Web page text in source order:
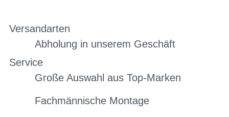
Versandarten
Abholung in unserem Geschäft
Service
Große Auswahl aus Top-Marken
Fachmännische Montage